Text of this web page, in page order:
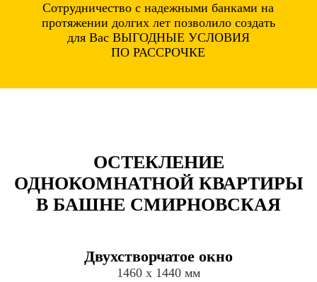
Сотрудничество с надежными банками на
протяжении долгих лет позволило создать
для Вас ВЫГОДНЫЕ УСЛОВИЯ
ПО РАССРОЧКЕ
ОСТЕКЛЕНИЕ
ОДНОКОМНАТНОЙ КВАРТИРЫ
В БАШНЕ СМИРНОВСКАЯ
Двухстворчатое окно
1460 х 1440 мм